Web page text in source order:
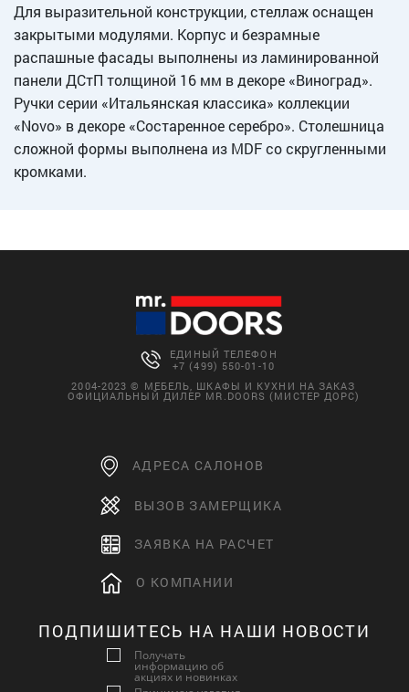
Для выразительной конструкции, стеллаж оснащен
закрытыми модулями. Корпус и безрамные
распашные фасады выполнены из ламинированной
панели ДСтП толщиной 16 мм в декоре «Виноград».
Ручки серии «Итальянская классика» коллекции
«Novo» в декоре «Состаренное серебро». Столешница
сложной формы выполнена из MDF со скругленными
кромками.
ЕДИНЫЙ ТЕЛЕФОН
+7 (499) 550-01-10
2004-2023 © МЕБЕЛЬ, ШКАФЫ И КУХНИ НА ЗАКАЗ
ОФИЦИАЛЬНЫЙ ДИЛЕР MR.DOORS (МИСТЕР ДОРС)
АДРЕСА САЛОНОВ
ВЫЗОВ ЗАМЕРЩИКА
ЗАЯВКА НА РАСЧЕТ
О КОМПАНИИ
ПОДПИШИТЕСЬ НА НАШИ НОВОСТИ
Получать
информацию об
акциях и новинках